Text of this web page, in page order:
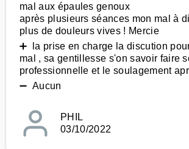
mal aux épaules genoux
après plusieurs séances mon mal à
plus de douleurs vives ! Mercie
➕ la prise en charge la discution
mal , sa gentillesse s'on savoir faire
professionnelle et le soulagement
➖ Aucun
PHIL
03/10/2022